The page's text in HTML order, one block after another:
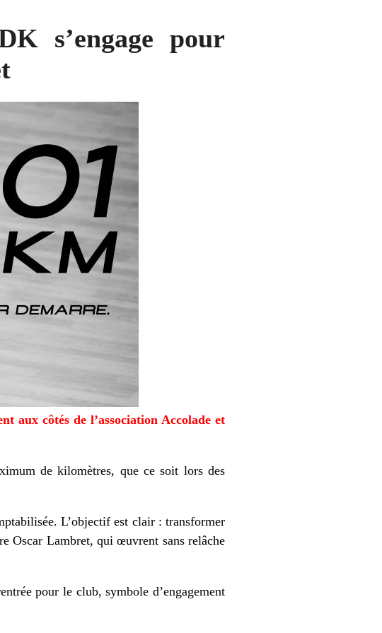
s’engage pour
aux côtés de l’association Accolade et
de kilomètres, que ce soit lors des
L’objectif est clair : transformer
Oscar Lambret, qui œuvrent sans relâche
pour le club, symbole d’engagement